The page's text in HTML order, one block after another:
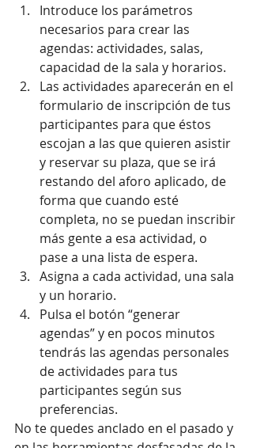
Introduce los parámetros
necesarios para crear las
agendas: actividades, salas,
capacidad de la sala y horarios.
Las actividades aparecerán en el
formulario de inscripción de tus
participantes para que éstos
escojan a las que quieren asistir
y reservar su plaza, que se irá
restando del aforo aplicado, de
forma que cuando esté
completa, no se puedan inscribir
más gente a esa actividad, o
pase a una lista de espera.
Asigna a cada actividad, una sala
y un horario.
Pulsa el botón “generar
agendas” y en pocos minutos
tendrás las agendas personales
de actividades para tus
participantes según sus
preferencias.
No te quedes anclado en el pasado y